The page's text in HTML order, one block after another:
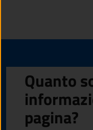
Quanto
pagina?